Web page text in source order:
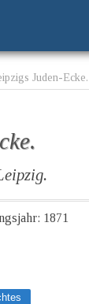
Juden-Ecke.
1871